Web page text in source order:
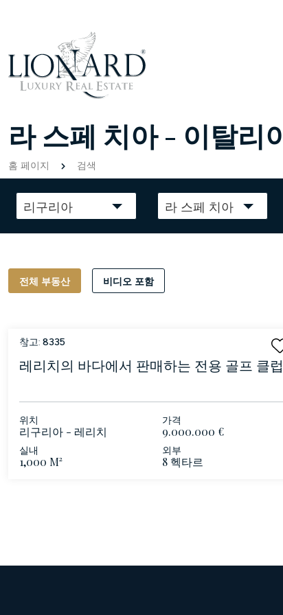
라 스페 치아 - 이탈리
홈 페이지 검색
리구리아 라 스페 치아
전체 부동산 비디오 포함
참고:8335
레리치의 바다에서 판매하는 전용 골프 클럽
위치
리구리아 - 레리치
가격
9.000.000 €
실내
1,000 M²
외부
8 헥타르